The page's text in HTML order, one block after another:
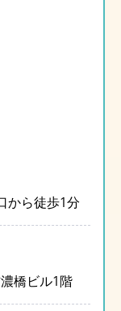
から徒歩1分
橋ビル1階